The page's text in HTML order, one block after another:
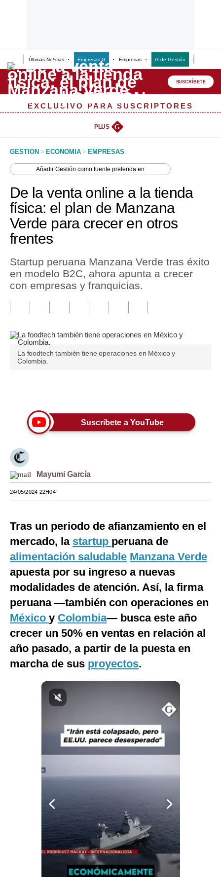
Últimas Noticias Empresas G Empresas G de Gestión
Lo último
Peru Quiosco
Management & Empleo
Perú
Política
Tu Dinero
Finanzas Personales
Inmobiliarias
Editorial
Pregunta de hoy
Lujo
Viajes
Moda
Estilos
Mundo
España
Internacional
Club del Suscriptor
Mix
G de Gestión
Condiciones
SUSCRÍBETE
EXCLUSIVO PARA SUSCRIPTORES
PLUS G
GESTION > ECONOMIA > EMPRESAS
AñadirGestión como fuente preferida en
De la venta online a la tienda
física: el plan de Manzana
Verde para crecer en otros
frentes
Startup peruana Manzana Verde tras éxito
en modelo B2C, ahora apunta a crecer
con empresas y franquicias.
La foodtech también tiene operaciones en México y
Colombia.
Suscríbete a YouTube
Mayumi García
24/05/2024 22H04
Tras un periodo de afianzamiento en el
mercado, la startup peruana de
alimentación saludable Manzana Verde
apuesta por su ingreso a nuevas
modalidades de atención. Así, la firma
peruana —también con operaciones en
México y Colombia— busca este año
crecer un 50% en ventas en relación al
año pasado, a partir de la puesta en
marcha de sus proyectos.